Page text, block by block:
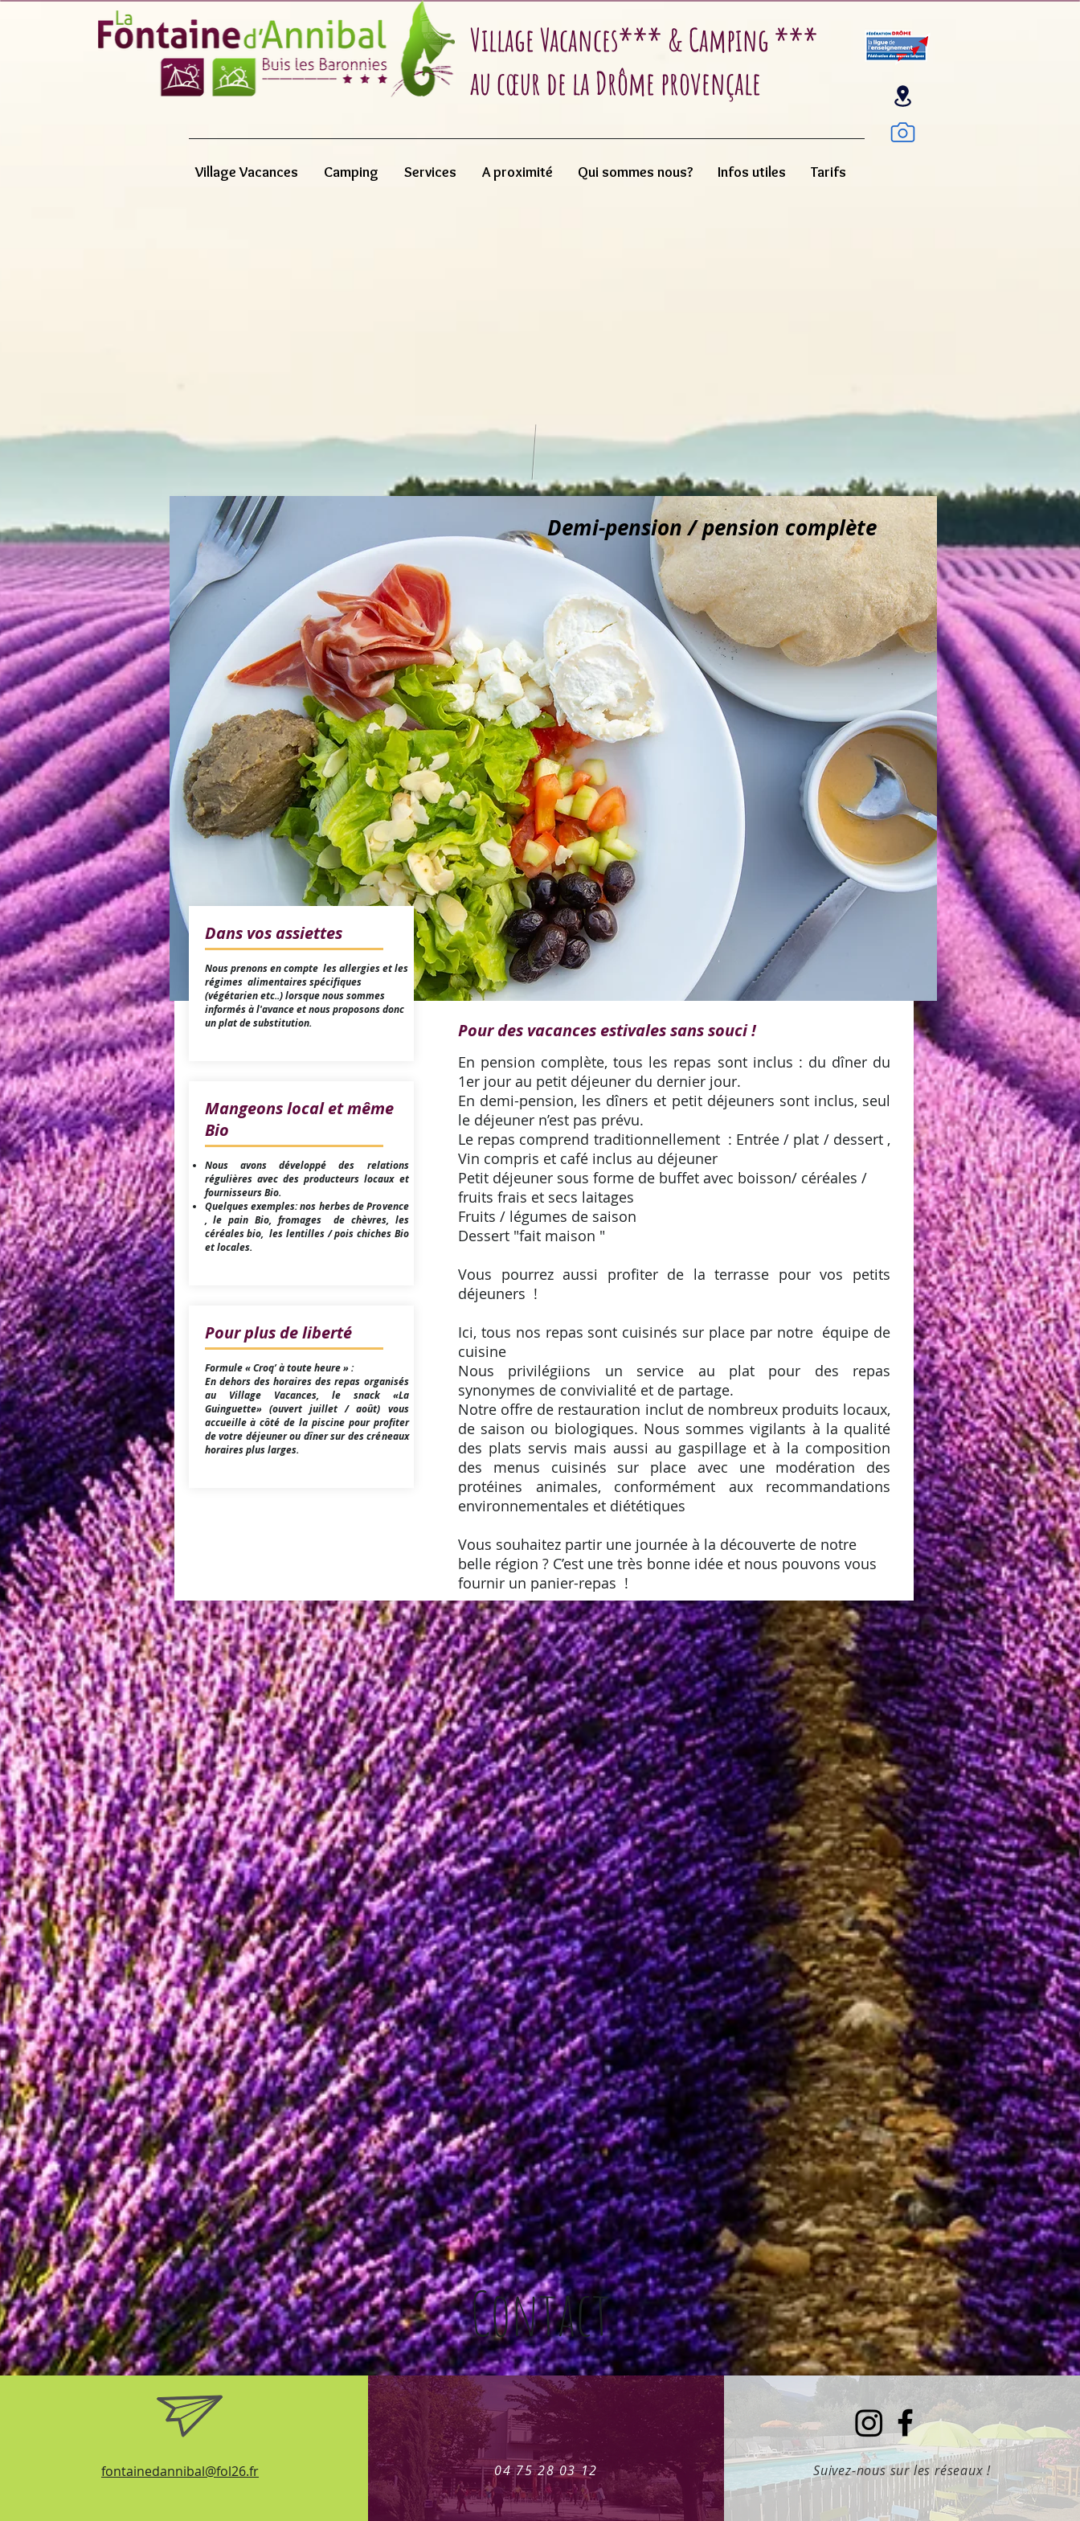
Village Vacances*** & Camping ***
au cœur de la Drôme provençale
Village Vacances Camping Services A proximité Qui sommes nous? Infos utiles Tarifs
En pension complète, tous les repas sont inclus : du dîner du
1er jour au petit déjeuner du dernier jour.
En demi-pension, les dîners et petit déjeuners sont inclus, seul
le déjeuner n’est pas prévu.
Le repas comprend traditionnellement : Entrée / plat / dessert ,
Vin compris et café inclus au déjeuner
Petit déjeuner sous forme de buffet avec boisson/ céréales /
fruits frais et secs laitages
Fruits / légumes de saison
Dessert "fait maison "
Vous pourrez aussi profiter de la terrasse pour vos petits
déjeuners !
Ici, tous nos repas sont cuisinés sur place par notre équipe de
cuisine
Nous privilégiions un service au plat pour des repas
synonymes de convivialité et de partage.
Notre offre de restauration inclut de nombreux produits locaux,
de saison ou biologiques. Nous sommes vigilants à la qualité
des plats servis mais aussi au gaspillage et à la composition
des menus cuisinés sur place avec une modération des
protéines animales, conformément aux recommandations
environnementales et diététiques
Vous souhaitez partir une journée à la découverte de notre
belle région ? C’est une très bonne idée et nous pouvons vous
fournir un panier-repas !
Pour des vacances estivales sans souci !
Dans vos assiettes
Nous prenons en compte les allergies et les
régimes alimentaires spécifiques
(végétarien etc..) lorsque nous sommes
informés à l'avance et nous proposons donc
un plat de substitution.
Mangeons local et même
Bio
Nous avons développé des relations
régulières avec des producteurs locaux et
fournisseurs Bio.
Quelques exemples: nos herbes de Provence
, le pain Bio, fromages de chèvres, les
céréales bio, les lentilles / pois chiches Bio
et locales.
Pour plus de liberté
Formule « Croq’ à toute heure » :
En dehors des horaires des repas organisés
au Village Vacances, le snack «La
Guinguette» (ouvert juillet / août) vous
accueille à côté de la piscine pour profiter
de votre déjeuner ou dîner sur des créneaux
horaires plus larges.
Demi-pension / pension complète
Contact
fontainedannibal@fol26.fr 04 75 28 03 12 Suivez-nous sur les réseaux !